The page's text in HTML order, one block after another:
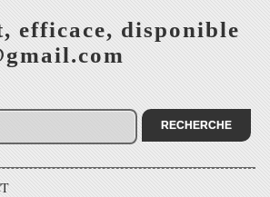
efficace, disponible